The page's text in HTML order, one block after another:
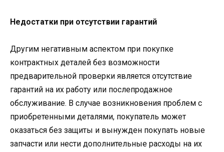
Недостатки при отсутствии гарантий
Другим негативным аспектом при покупке
контрактных деталей без возможности
предварительной проверки является отсутствие
гарантий на их работу или послепродажное
обслуживание. В случае возникновения проблем с
приобретенными деталями, покупатель может
оказаться без защиты и вынужден покупать новые
запчасти или нести дополнительные расходы на их